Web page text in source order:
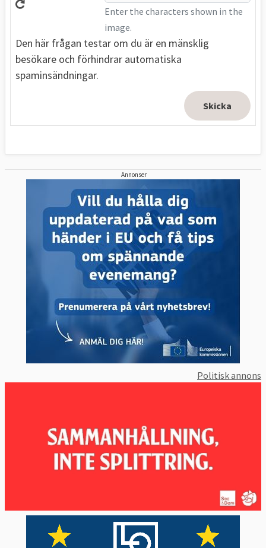
Enter the characters shown in the
image.
Den här frågan testar om du är en mänsklig
besökare och förhindrar automatiska
spaminsändningar.
Annonser
Politisk annons